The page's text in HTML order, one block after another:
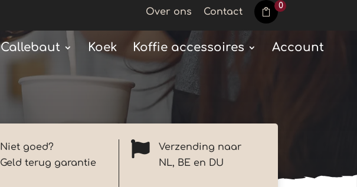
Over ons Contact
0
Callebaut Koek Koffie accessoires Account
Niet goed?
Geld terug garantie

Verzending naar
NL, BE en DU